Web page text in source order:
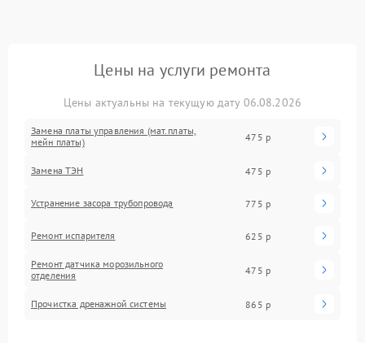
Цены на услуги ремонта
Цены актуальны на текущую дату 06.08.2026
Замена платы управления (мат.платы,
мейн платы)
475 р
Замена ТЭН 475 р
Устранение засора трубопровода 775 р
Ремонт испарителя 625 р
Ремонт датчика морозильного
отделения
475 р
Прочистка дренажной системы 865 р